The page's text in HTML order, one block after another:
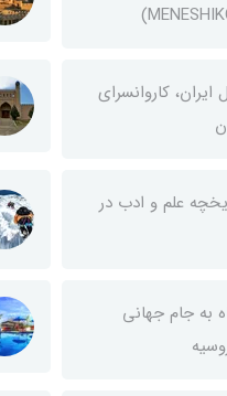
کاروانسرای
علم و ادب در
به جام جهانی